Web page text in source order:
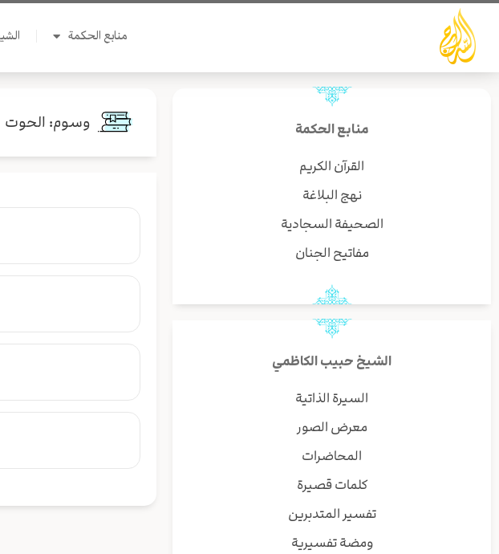
تخطي
المحتوى
منابع الحكمة
منابع الحكمة
القرآن الكريم
نهج البلاغة
الصحيفة السجادية
مفاتيح الجنان
الشيخ حبيب الكاظمي
السيرة الذاتية
معرض الصور
المحاضرات
كلمات قصيرة
تفسير المتدبرين
ومضة تفسيرية
وسوم: الحوت